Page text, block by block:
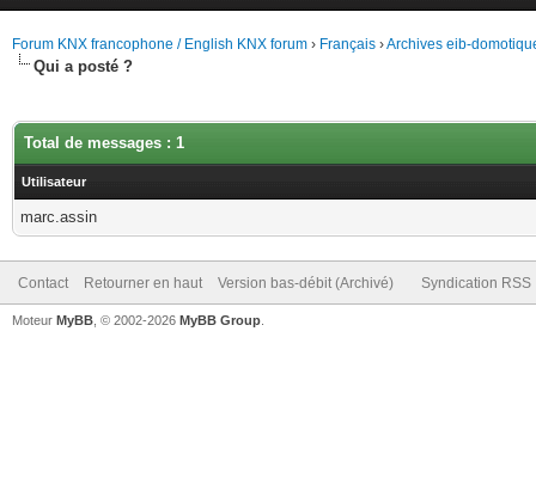
Forum KNX francophone / English KNX forum › Français ›Archives eib-
Qui a posté ?
Total de messages : 1
Utilisateur
marc.assin
Contact Retourner en haut Version bas-débit (Archivé) Syndication RSS
Moteur MyBB , © 2002-2026 MyBB Group